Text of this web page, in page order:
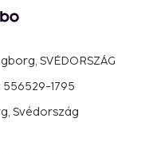
SVÉDORSZÁG
1795
Svédország